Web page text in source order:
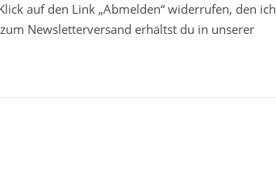
auf den Link „Abmelden“ widerrufen, den ich
Newsletterversand erhältst du in unserer